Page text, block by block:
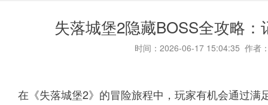
失落城堡2隐藏BOSS全攻略
时间：2026-06-17 15:04:35 作者
在《失落城堡2》的冒险旅程中，玩家有机会通过